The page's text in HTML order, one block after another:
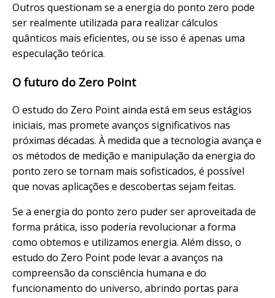
Outros questionam se a energia do ponto zero pode
ser realmente utilizada para realizar cálculos
quânticos mais eficientes, ou se isso é apenas uma
especulação teórica.
O futuro do Zero Point
O estudo do Zero Point ainda está em seus estágios
iniciais, mas promete avanços significativos nas
próximas décadas. À medida que a tecnologia avança e
os métodos de medição e manipulação da energia do
ponto zero se tornam mais sofisticados, é possível
que novas aplicações e descobertas sejam feitas.
Se a energia do ponto zero puder ser aproveitada de
forma prática, isso poderia revolucionar a forma
como obtemos e utilizamos energia. Além disso, o
estudo do Zero Point pode levar a avanços na
compreensão da consciência humana e do
funcionamento do universo, abrindo portas para